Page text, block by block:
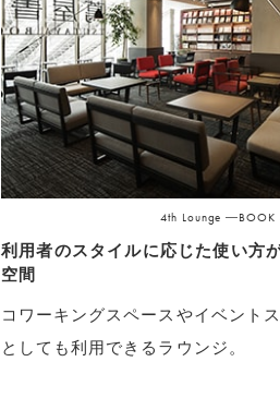
4th Lounge
利用者のスタイルに応じた使い方
空間
コワーキングスペースやイベント
としても利用できるラウンジ。